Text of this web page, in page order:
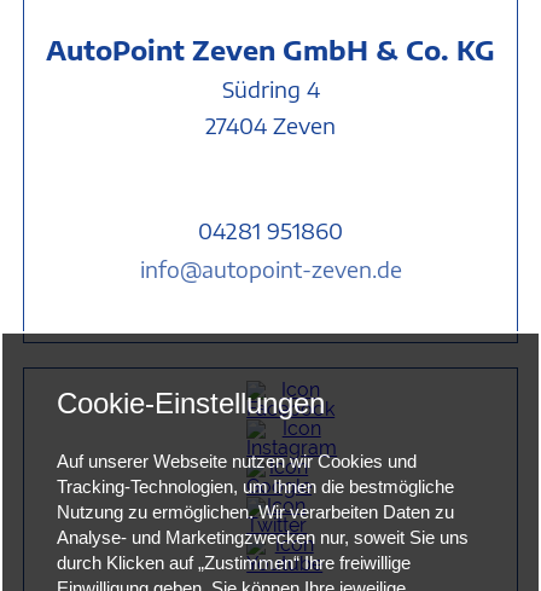
AutoPoint Zeven GmbH & Co. KG
Südring 4
27404 Zeven
04281 951860
info@autopoint-zeven.de
Cookie-Einstellungen
Auf unserer Webseite nutzen wir Cookies und
Tracking-Technologien, um Ihnen die bestmögliche
Nutzung zu ermöglichen. Wir verarbeiten Daten zu
Analyse- und Marketingzwecken nur, soweit Sie uns
durch Klicken auf „Zustimmen“ Ihre freiwillige